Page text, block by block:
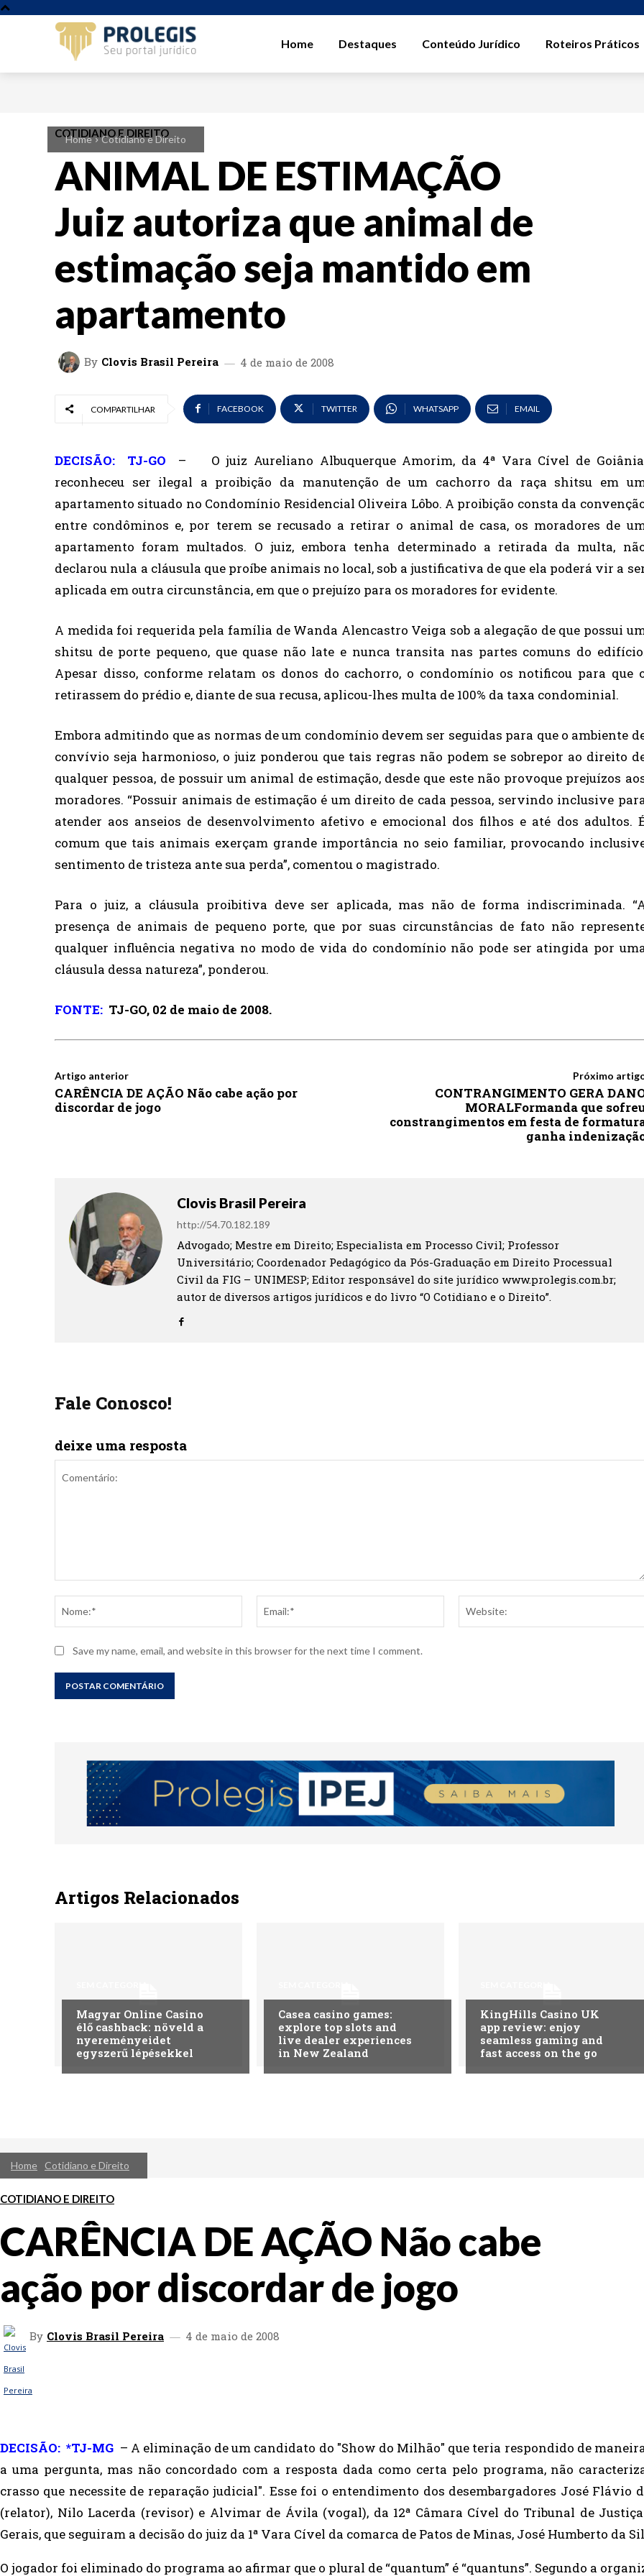
Home Destaques Conteúdo Jurídico Roteiros Práticos
Home Cotidiano e Direito
COTIDIANO E DIREITO
ANIMAL DE ESTIMAÇÃO
Juiz autoriza que animal de
estimação seja mantido em
apartamento
By Clovis Brasil Pereira 4 de maio de 2008
COMPARTILHAR FACEBOOK TWITTER WHATSAPP EMAIL
DECISÃO: TJ-GO – O juiz Aureliano Albuquerque Amorim, da 4ª Vara Cível de
reconheceu ser ilegal a proibição da manutenção de um cachorro da raça shitsu em
apartamento situado no Condomínio Residencial Oliveira Lôbo. A proibição consta da
entre condôminos e, por terem se recusado a retirar o animal de casa, os moradores de
apartamento foram multados. O juiz, embora tenha determinado a retirada da multa,
declarou nula a cláusula que proíbe animais no local, sob a justificativa de que ela poderá vir a
aplicada em outra circunstância, em que o prejuízo para os moradores for evidente.
A medida foi requerida pela família de Wanda Alencastro Veiga sob a alegação de que possui
shitsu de porte pequeno, que quase não late e nunca transita nas partes comuns do
Apesar disso, conforme relatam os donos do cachorro, o condomínio os notificou para que
retirassem do prédio e, diante de sua recusa, aplicou-lhes multa de 100% da taxa condominial.
Embora admitindo que as normas de um condomínio devem ser seguidas para que o ambiente
convívio seja harmonioso, o juiz ponderou que tais regras não podem se sobrepor ao direito
qualquer pessoa, de possuir um animal de estimação, desde que este não provoque prejuízos
moradores. “Possuir animais de estimação é um direito de cada pessoa, servindo inclusive
atender aos anseios de desenvolvimento afetivo e emocional dos filhos e até dos adultos.
comum que tais animais exerçam grande importância no seio familiar, provocando
sentimento de tristeza ante sua perda”, comentou o magistrado.
Para o juiz, a cláusula proibitiva deve ser aplicada, mas não de forma indiscriminada.
presença de animais de pequeno porte, que por suas circunstâncias de fato não
qualquer influência negativa no modo de vida do condomínio não pode ser atingida por
cláusula dessa natureza”, ponderou.
FONTE: TJ-GO, 02 de maio de 2008.
Artigo anterior
CARÊNCIA DE AÇÃO Não cabe ação por
discordar de jogo
Próximo
CONTRANGIMENTO GERA
MORALFormanda que
constrangimentos em festa de
ganha
Clovis Brasil Pereira
http://54.70.182.189
Advogado; Mestre em Direito; Especialista em Processo Civil; Professor
Universitário; Coordenador Pedagógico da Pós-Graduação em Direito Processual
Civil da FIG – UNIMESP; Editor responsável do site jurídico www.prolegis.com.br;
autor de diversos artigos jurídicos e do livro “O Cotidiano e o Direito”.
Fale Conosco!
deixe uma resposta
Save my name, email, and website in this browser for the next time I comment.
Artigos Relacionados
Magyar Online Casino
élő cashback: növeld a
nyereményeidet
egyszerű lépésekkel
Casea casino games:
explore top slots and
live dealer experiences
in New Zealand
KingHills Casino UK
app review: enjoy
seamless gaming and
fast access on the go